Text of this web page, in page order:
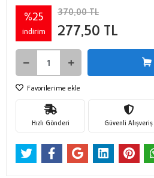
%25
indirim
370,00 TL
277,50 TL
Favorilerime ekle
Hızlı Gönderi Güvenli Alışveriş